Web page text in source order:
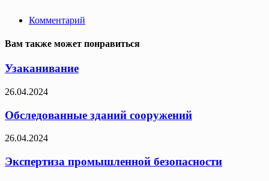
Комментарий
Вам также может понравиться
Узаканивание
26.04.2024
Обследованные зданий сооружений
26.04.2024
Экспертиза промышленной безопасности